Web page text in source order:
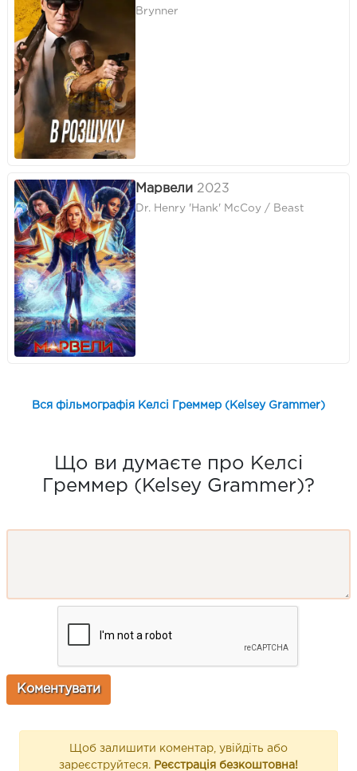
Brynner
Марвели 2023
Dr. Henry 'Hank' McCoy / Beast
Вся фільмографія Келсі Греммер (Kelsey Grammer)
Що ви думаєте про Келсі
Греммер (Kelsey Grammer)?
Щоб залишити коментар, увійдіть або
зареєструйтеся. Реєстрація безкоштовна!